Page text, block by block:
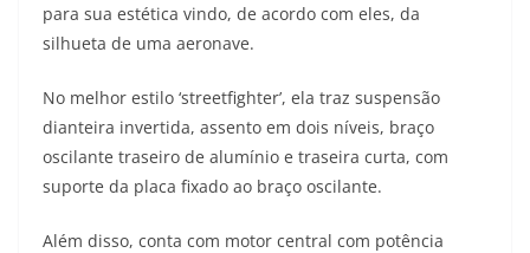
para sua estética vindo, de acordo com eles, da
silhueta de uma aeronave.
No melhor estilo ‘streetfighter’, ela traz suspensão
dianteira invertida, assento em dois níveis, braço
oscilante traseiro de alumínio e traseira curta, com
suporte da placa fixado ao braço oscilante.
Além disso, conta com motor central com potência